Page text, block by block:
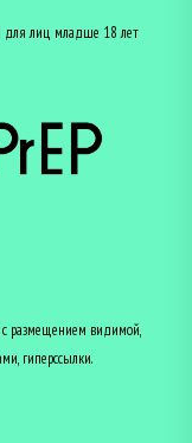
для лиц младше 18 лет
с размещением видимой,
гиперссылки.